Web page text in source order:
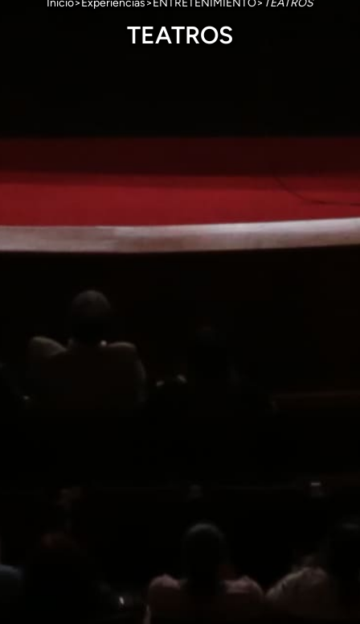
Inicio>Experiencias>ENTRETENIMIENTO> TEATROS
TEATROS